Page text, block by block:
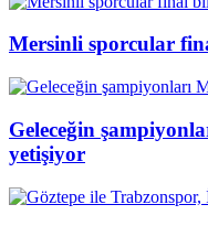
Mersinli sporcular
Geleceğin
yetişiyor